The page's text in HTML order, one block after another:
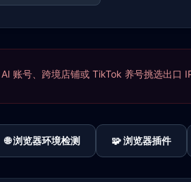
账号、跨境店铺或 TikTok 养号挑选出口
🌐 浏览器环境检测 🧩 浏览器插件